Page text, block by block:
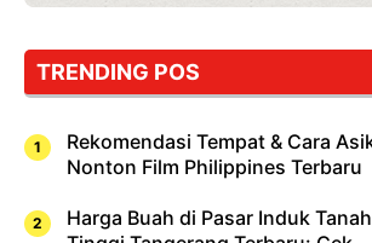
Dicoba,
Cuma
Sushi!
TRENDING POS
Rekomendasi Tempat & Cara
Nonton Film Philippines Terbaru
Harga Buah di Pasar Induk Tanah